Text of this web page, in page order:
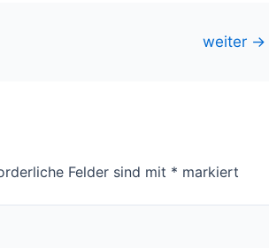
weiter →
Felder sind mit * markiert